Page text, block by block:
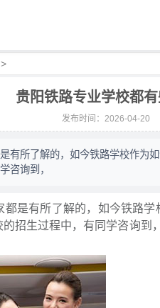
>
贵阳铁路专业学校都
发布时间：2026-04-20
有所了解的，如今铁路学校作为
咨询到，
有所了解的，如今铁路学
招生过程中，有同学咨询到